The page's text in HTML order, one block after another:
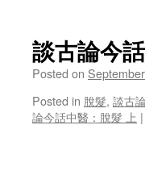
談古論今
Posted on
Posted in 脫髮, 談古
論今話中醫：脫髮 上 |